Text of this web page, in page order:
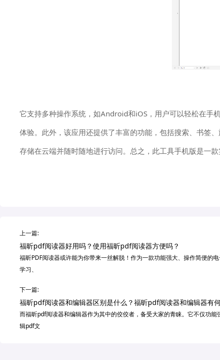
它支持多种操作系统，如Android和iOS，用户可以轻松在手
体验。此外，该应用还提供了丰富的功能，包括搜索、书签
存储在云端并随时随地进行访问。总之，此工具手机版是一
上一篇:
福昕pdf阅读器好用吗？使用福昕pdf阅读器方便吗？
福昕PDF阅读器或许能为你带来一丝解脱！作为一款功能强大、操作简便的
学习、
下一篇:
福昕pdf阅读器和编辑器区别是什么？福昕pdf阅读器和编辑器有
而福昕pdf阅读器和编辑器作为其中的佼佼者，备受大家的青睐。它不仅功
辑pdf文